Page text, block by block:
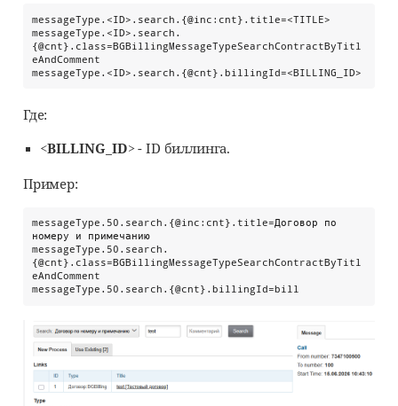
messageType.<ID>.search.{@inc:cnt}.title=<TITLE>
messageType.<ID>.search.
{@cnt}.class=BGBillingMessageTypeSearchContractByTitl
eAndComment
messageType.<ID>.search.{@cnt}.billingId=<BILLING_ID>
Где:
<BILLING_ID>- ID биллинга.
Пример:
messageType.50.search.{@inc:cnt}.title=Договор по
номеру и примечанию
messageType.50.search.
{@cnt}.class=BGBillingMessageTypeSearchContractByTitl
eAndComment
messageType.50.search.{@cnt}.billingId=bill